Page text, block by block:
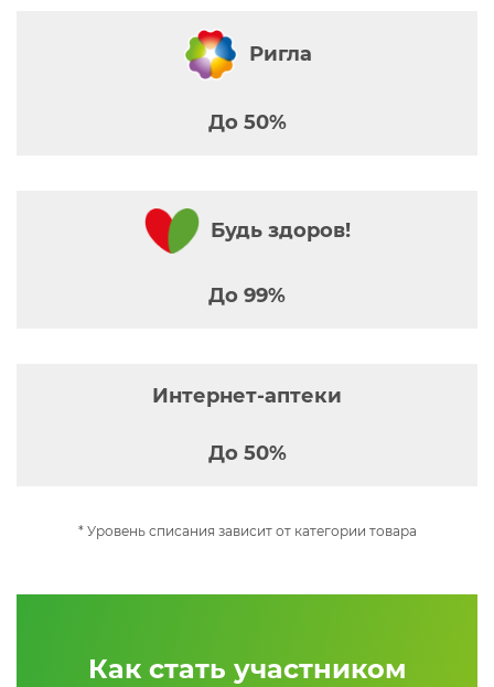
Ригла
До 50%
Будь здоров!
До 99%
Интернет-аптеки
До 50%
* Уровень списания зависит от категории товара
Как стать участником